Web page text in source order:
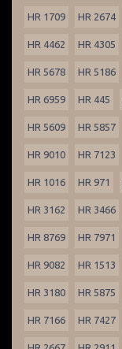
HR 1709 HR 2674
HR 4462 HR 4305
HR 5678 HR 5186
HR 6959 HR 445
HR 5609 HR 5857
HR 9010 HR 7123
HR 1016 HR 971
HR 3162 HR 3466
HR 8769 HR 7971
HR 9082 HR 1513
HR 3180 HR 5875
HR 7166 HR 7427